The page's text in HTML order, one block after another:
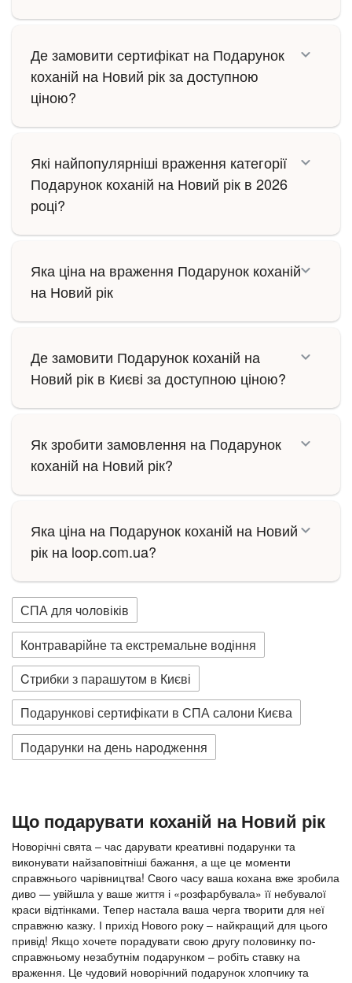
Де замовити сертифікат на Подарунок
коханій на Новий рік за доступною
ціною?
Які найпопулярніші враження категорії
Подарунок коханій на Новий рік в 2026
році?
Яка ціна на враження Подарунок коханій
на Новий рік
Де замовити Подарунок коханій на
Новий рік в Києві за доступною ціною?
Як зробити замовлення на Подарунок
коханій на Новий рік?
Яка ціна на Подарунок коханій на Новий
рік на loop.com.ua?
СПА для чоловіків
Контраварійне та екстремальне водіння
Cтрибки з парашутом в Києві
Подарункові сертифікати в СПА салони Києва
Подарунки на день народження
Що подарувати коханій на Новий рік
Новорічні свята – час дарувати креативні подарунки та
виконувати найзаповітніші бажання, а ще це моменти
справжнього чарівництва! Свого часу ваша кохана вже зробила
диво — увійшла у ваше життя і «розфарбувала» її небувалої
краси відтінками. Тепер настала ваша черга творити для неї
справжню казку. І прихід Нового року – найкращий для цього
привід! Якщо хочете порадувати свою другу половинку по-
справжньому незабутнім подарунком – робіть ставку на
враження. Це чудовий новорічний подарунок хлопчику та